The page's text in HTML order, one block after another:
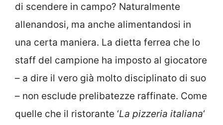
di scendere in campo? Naturalmente
allenandosi, ma anche alimentandosi in
una certa maniera. La dietta ferrea che lo
staff del campione ha imposto al giocatore
– a dire il vero già molto disciplinato di suo
– non esclude prelibatezze raffinate. Come
quelle che il ristorante ‘La pizzeria italiana‘